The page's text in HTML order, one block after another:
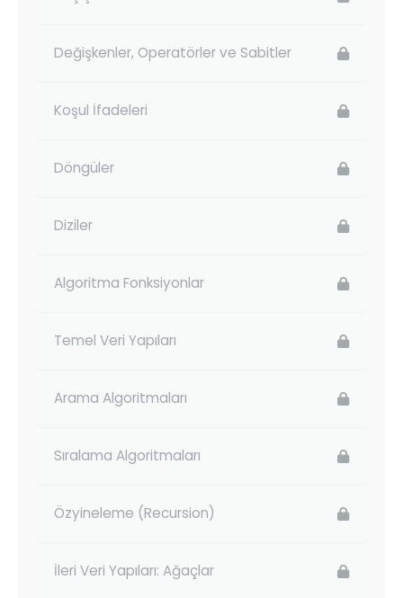
Değişkenler, Operatörler ve Sabitler
Koşul İfadeleri
Döngüler
Diziler
Algoritma Fonksiyonlar
Temel Veri Yapıları
Arama Algoritmaları
Sıralama Algoritmaları
Özyineleme (Recursion)
İleri Veri Yapıları: Ağaçlar